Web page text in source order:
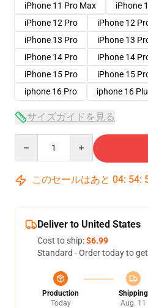
iPhone 11 Pro Max
iPhone
iPhone 12 Pro
iPhone 12
iPhone 13 Pro
iPhone 13
iPhone 14 Pro
iPhone 14
iPhone 15 Pro
iPhone 15
iphone 16 Pro
iphone 16
サイズガイドを見る
このセールはあと 04: 54:
Deliver to United States
Cost to ship:$6.99
Standard - Order today to
Production
Today
Shipping
Aug. 11